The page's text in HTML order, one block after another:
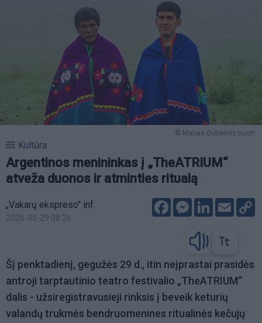
© Matias Gutierrez nuotr.
Kultūra
Argentinos menininkas į „TheATRIUM“
atveža duonos ir atminties ritualą
„Vakarų ekspreso" inf.
2026-05-29 08:26
FacebookMessenger
LinkedIn
Email
Šį penktadienį, gegužės 29 d., itin neįprastai prasidės
antroji tarptautinio teatro festivalio „TheATRIUM“
dalis - užsiregistravusieji rinksis į beveik keturių
valandų trukmės bendruomenines ritualinės kečujų